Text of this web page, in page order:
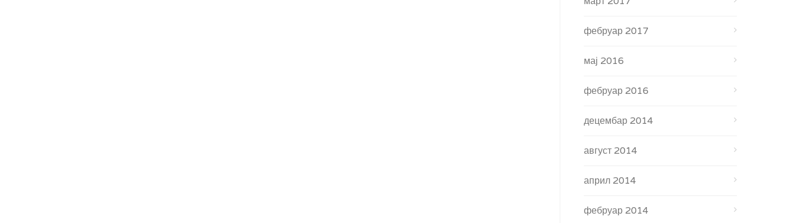
фебруар 2017
мај 2016
фебруар 2016
децембар 2014
август 2014
април 2014
фебруар 2014